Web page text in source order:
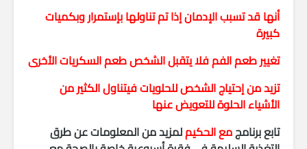
أنها قد تسبب الإدمان إذا تم تناولها بإستمرار وبكميات
كبيرة
تغيير طعم الفم فلا يتقبل الشخص طعم السكريات الأخرى
تزيد من إحتياج الشخص للحلويات فيتناول الكثير من
الأشياء الحلوة للتعويض عنها
تابع برنامجمع الحكيملمزيد من المعلومات عن طرق